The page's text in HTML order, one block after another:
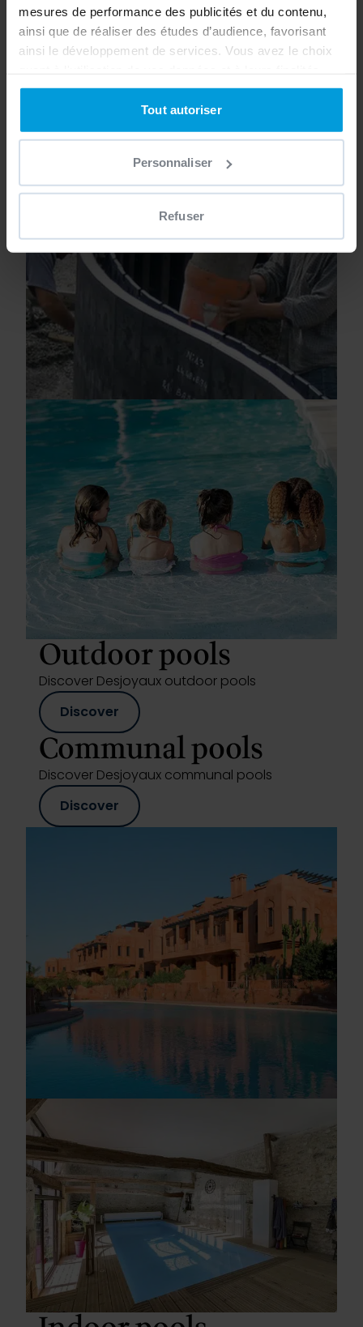
mesures de performance des publicités et du contenu,
ainsi que de réaliser des études d’audience, favorisant
ainsi le développement de services. Vous avez le choix
Vous pouvez modifier ou retirer votre consentement à
tout moment en consultant la Déclaration relative aux
cookies ou en cliquant sur l'icône de confidentialité.
Si vous le permettez, nous aimerions également :
Collecter des informations sur votre localisation
géographique qui peuvent être précises à plusieurs
pour en relever les caractéristiques spécifiques
(empreintes digitales).
Pour en savoir plus sur le traitement de vos données
personnelles et définir vos préférences, reportez-vous à
la section « Détails »
. Vous pouvez modifier ou retirer
votre consentement à tout moment à partir de la
déclaration sur les cookies.
Les cookies nous permettent de personnaliser le contenu
et les annonces, d'offrir des fonctionnalités relatives aux
médias sociaux et d'analyser notre trafic. Nous
partageons également des informations sur l'utilisation de
notre site avec nos partenaires de médias sociaux, de
publicité et d'analyse, qui peuvent combiner celles-ci
avec d'autres informations que vous leur avez fournies
ou qu'ils ont collectées lors de votre utilisation de leurs
Tout autoriser
Personnaliser
Refuser
Discover
Building your pool
Outdoor pools
Discover Desjoyaux outdoor pools
Discover
Communal pools
Discover Desjoyaux communal pools
Discover